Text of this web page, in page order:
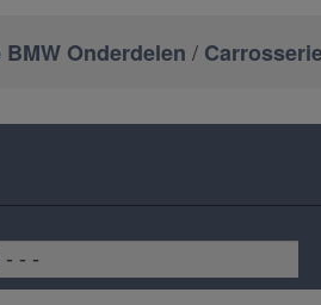
Onderdelen /